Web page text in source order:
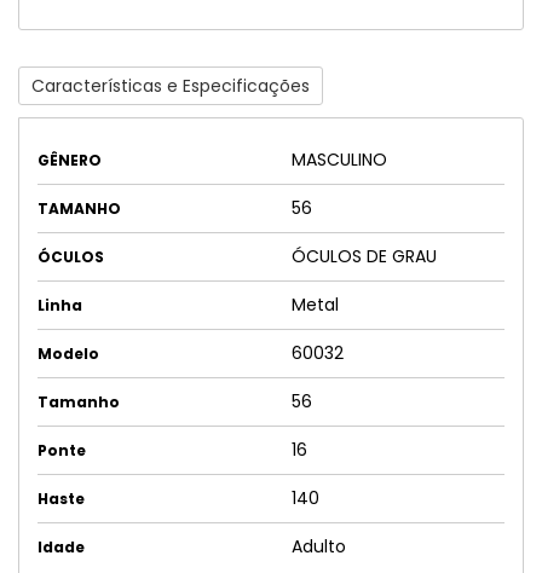
Características e Especificações
GÊNERO MASCULINO
TAMANHO 56
ÓCULOS ÓCULOS DE GRAU
Linha Metal
Modelo 60032
Tamanho 56
Ponte 16
Haste 140
Idade Adulto